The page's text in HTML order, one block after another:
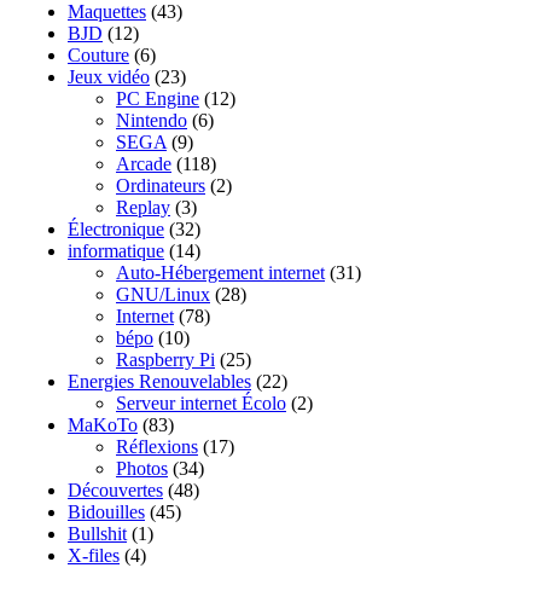
Maquettes (43)
BJD (12)
Couture (6)
Jeux vidéo (23)
PC Engine (12)
Nintendo (6)
SEGA (9)
Arcade (118)
Ordinateurs (2)
Replay (3)
Électronique (32)
informatique (14)
Auto-Hébergement internet (31)
GNU/Linux (28)
Internet (78)
bépo (10)
Raspberry Pi (25)
Energies Renouvelables (22)
Serveur internet Écolo (2)
MaKoTo (83)
Réflexions (17)
Photos (34)
Découvertes (48)
Bidouilles (45)
Bullshit (1)
X-files (4)